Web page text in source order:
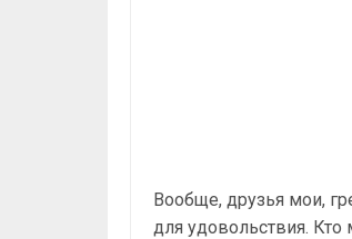
Вообще, друзья мои,
для удовольствия.